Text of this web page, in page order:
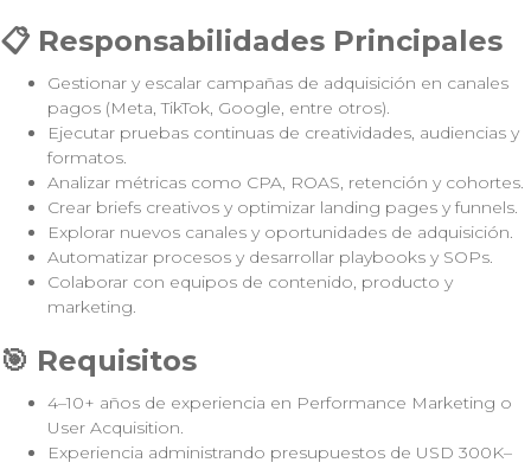
📋 Responsabilidades Principales
Gestionar y escalar campañas de adquisición en canales
pagos (Meta, TikTok, Google, entre otros).
Ejecutar pruebas continuas de creatividades, audiencias y
formatos.
Analizar métricas como CPA, ROAS, retención y cohortes.
Crear briefs creativos y optimizar landing pages y funnels.
Explorar nuevos canales y oportunidades de adquisición.
Automatizar procesos y desarrollar playbooks y SOPs.
Colaborar con equipos de contenido, producto y
marketing.
🎯 Requisitos
4–10+ años de experiencia en Performance Marketing o
User Acquisition.
Experiencia administrando presupuestos de USD 300K–